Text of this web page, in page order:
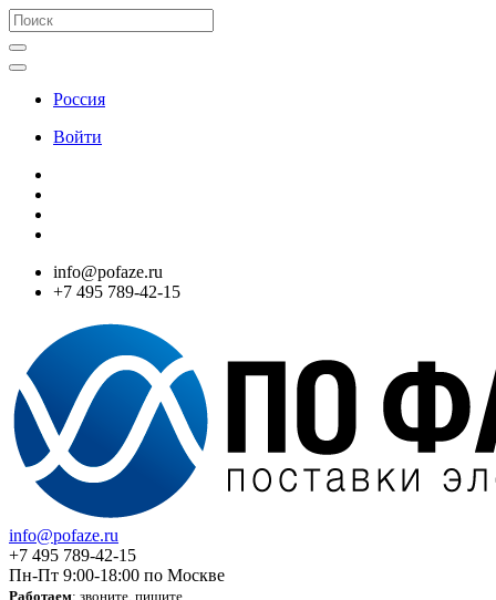
Россия
Войти
info@pofaze.ru
+7 495 789-42-15
info@pofaze.ru
+7 495 789-42-15
Пн-Пт 9:00-18:00 по Москве
Работаем: звоните, пишите